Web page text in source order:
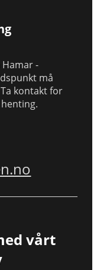
-
må
kontakt for
vårt